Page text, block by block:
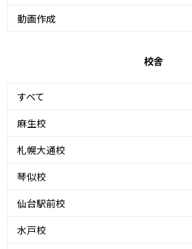
動画作成
校舎
すべて
麻生校
札幌大通校
琴似校
仙台駅前校
水戸校